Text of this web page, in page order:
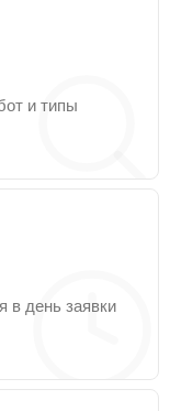
и типы
в день заявки